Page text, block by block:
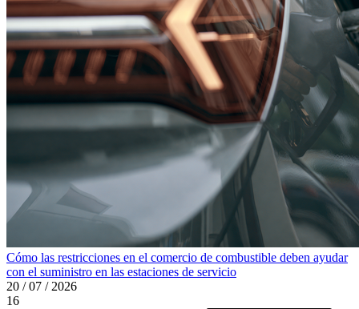
Cómo las restricciones en el comercio de combustible deben ayudar
con el suministro en las estaciones de servicio
20 / 07 / 2026
16